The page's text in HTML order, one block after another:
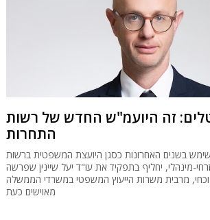
זה היועמ"ש החדש של רשות
התחרות
בשנים האחרונות כסגן היועצת המשפטית ברשות
מינהלי, יחליף בתפקיד את עו"ד יעל שיינין שפרשה
מרבית משרות הייעוץ המשפטי במשרדי הממשלה
מאוישים כעת